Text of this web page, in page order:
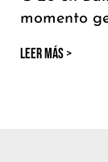
momento
LEER MÁS >